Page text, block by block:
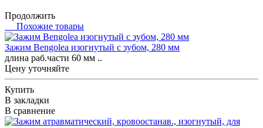
Продолжить
Похожие товары
Зажим Bengolea изогнутый с зубом, 280 мм
длина раб.части 60 мм ..
Цену уточняйте
Купить
В закладки
В сравнение